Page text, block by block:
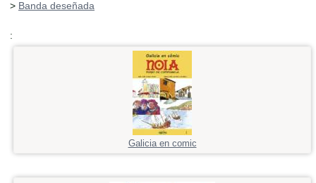
> Banda deseñada
:
Galicia en comic